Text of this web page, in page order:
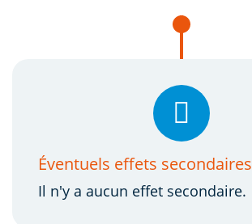
Éventuels effets secondaires
Il n'y a aucun effet secondaire.